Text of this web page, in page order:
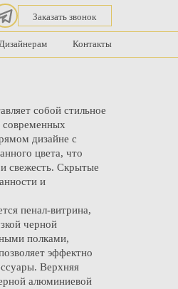
Заказать звонок
Контакты
собой стильное
современных
дизайне с
цвета, что
и свежесть. Скрытые
и
пенал-витрина,
черной
полками,
эффектно
Верхняя
алюминиевой